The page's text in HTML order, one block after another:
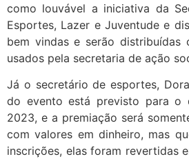
como louvável a iniciativa da
Esportes, Lazer e Juventude e
bem vindas e serão distribuídas
usados pela secretaria de ação
Já o secretário de esportes,
do evento está previsto para o
2023, e a premiação será
com valores em dinheiro, mas
inscrições, elas foram revertidas